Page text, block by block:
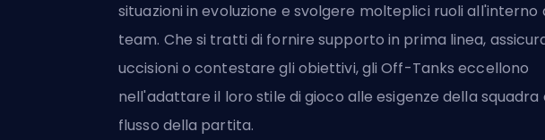
situazioni in evoluzione e svolgere molteplici ruoli all'interno
team. Che si tratti di fornire supporto in prima linea,
uccisioni o contestare gli obiettivi, gli Off-Tanks eccellono
nell'adattare il loro stile di gioco alle esigenze della squadra
flusso della partita.